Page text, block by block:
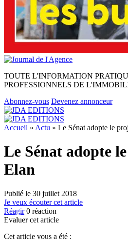
TOUTE L'INFORMATION
PROFESSIONNELS DE
Abonnez-vous Devenez annonceur
Accueil » Actu » Le Sénat adopte le
Le Sénat adopte
Elan
Publié le 30 juillet 2018
Je veux écouter cet article
Réagir 0 réaction
Evaluer cet article
Cet article vous a été :